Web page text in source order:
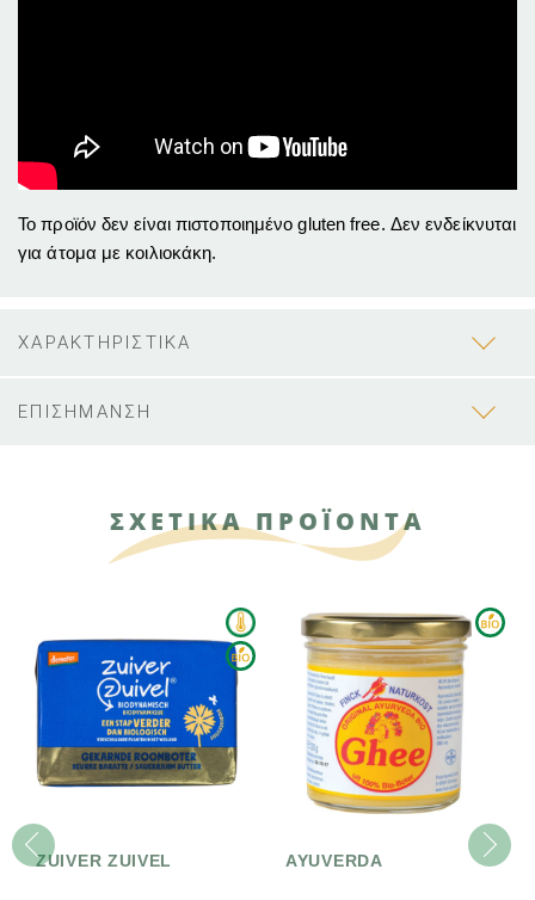
Το προϊόν δεν είναι πιστοποιημένο gluten free. Δεν ενδείκνυται
για άτομα με κοιλιοκάκη.
ΧΑΡΑΚΤΗΡΙΣΤΙΚΑ
ΕΠΙΣΗΜΑΝΣΗ
ΣΧΕΤΙΚΑ ΠΡΟΪΟΝΤΑ
ZUIVER ZUIVEL AYUVERDA